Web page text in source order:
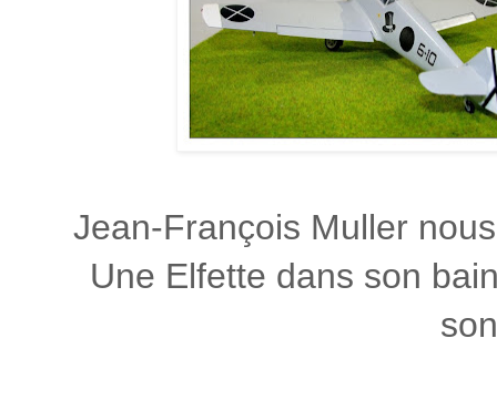
Jean-François Muller
Une Elfette dans son